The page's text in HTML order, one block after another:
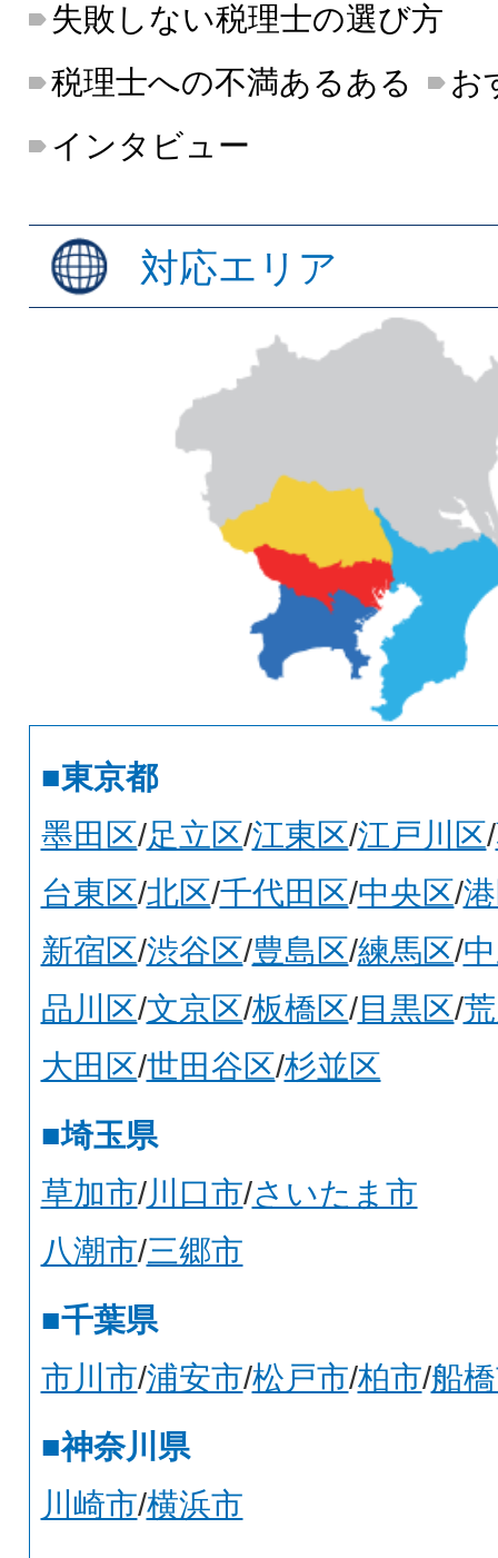
失敗しない税理士の選び方
税理士への不満あるある
お
インタビュー
対応エリア
■東京都
墨田区/足立区/江東区/江戸川区/
台東区/北区/千代田区/中央区/
新宿区/渋谷区/豊島区/練馬区/
品川区/文京区/板橋区/目黒区/
大田区/世田谷区/杉並区
■埼玉県
草加市/川口市/さいたま市
八潮市/三郷市
■千葉県
市川市/浦安市/松戸市/柏市/船
■神奈川県
川崎市/横浜市